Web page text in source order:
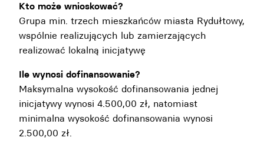
Kto może wnioskować?
Grupa min. trzech mieszkańców miasta Rydułtowy,
wspólnie realizujących lub zamierzających
realizować lokalną inicjatywę
Ile wynosi dofinansowanie?
Maksymalna wysokość dofinansowania jednej
inicjatywy wynosi 4.500,00 zł, natomiast
minimalna wysokość dofinansowania wynosi
2.500,00 zł.